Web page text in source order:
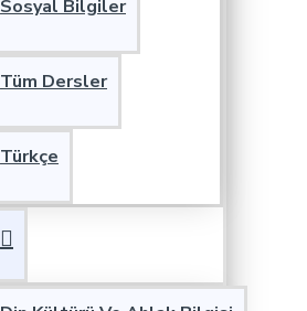
Sosyal Bilgiler
Tüm Dersler
Türkçe